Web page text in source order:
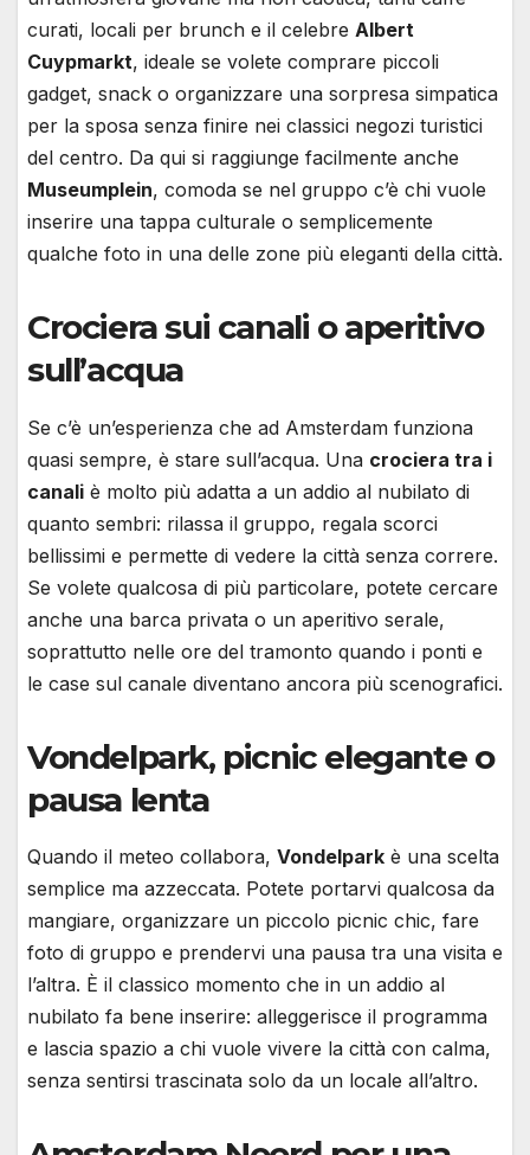
curati, locali per brunch e il celebre Albert
Cuypmarkt, ideale se volete comprare piccoli
gadget, snack o organizzare una sorpresa simpatica
per la sposa senza finire nei classici negozi turistici
del centro. Da qui si raggiunge facilmente anche
Museumplein, comoda se nel gruppo c’è chi vuole
inserire una tappa culturale o semplicemente
qualche foto in una delle zone più eleganti della città.
Crociera sui canali o aperitivo
sull’acqua
Se c’è un’esperienza che ad Amsterdam funziona
quasi sempre, è stare sull’acqua. Una crociera tra i
canali è molto più adatta a un addio al nubilato di
quanto sembri: rilassa il gruppo, regala scorci
bellissimi e permette di vedere la città senza correre.
Se volete qualcosa di più particolare, potete cercare
anche una barca privata o un aperitivo serale,
soprattutto nelle ore del tramonto quando i ponti e
le case sul canale diventano ancora più scenografici.
Vondelpark, picnic elegante o
pausa lenta
Quando il meteo collabora, Vondelpark è una scelta
semplice ma azzeccata. Potete portarvi qualcosa da
mangiare, organizzare un piccolo picnic chic, fare
foto di gruppo e prendervi una pausa tra una visita e
l’altra. È il classico momento che in un addio al
nubilato fa bene inserire: alleggerisce il programma
e lascia spazio a chi vuole vivere la città con calma,
senza sentirsi trascinata solo da un locale all’altro.